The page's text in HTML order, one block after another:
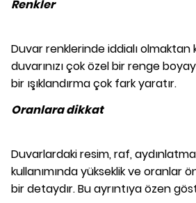
Renkler
Duvar renklerinde iddialı olmaktan
duvarınızı çok özel bir renge
bir ışıklandırma çok fark yaratır.
Oranlara dikkat
Duvarlardaki resim, raf,
kullanımında yükseklik ve oranlar
bir detaydır. Bu ayrıntıya özen